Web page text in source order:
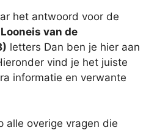
het antwoord voor de
Looneis van de
letters Dan ben je hier aan
vind je het juiste
informatie en verwante
alle overige vragen die